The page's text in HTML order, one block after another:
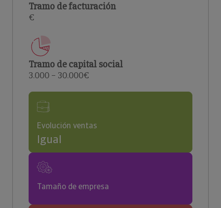
Tramo de facturación
€
Tramo de capital social
3.000 – 30.000€
Evolución ventas
Igual
Tamaño de empresa